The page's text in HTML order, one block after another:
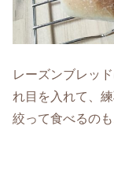
レーズンブレッ
れ目を入れて、
絞って食べるのも